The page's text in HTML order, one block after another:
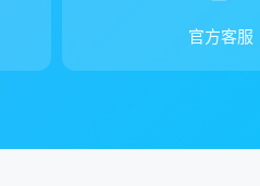
官方客服